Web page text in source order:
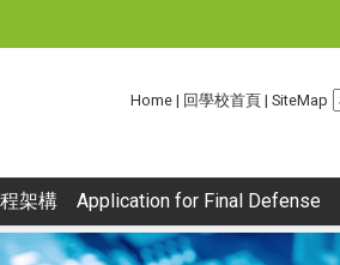
Home | 回學校首頁 | SiteMap
架構 Application for Final Defense